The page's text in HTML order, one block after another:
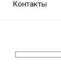
Контакты